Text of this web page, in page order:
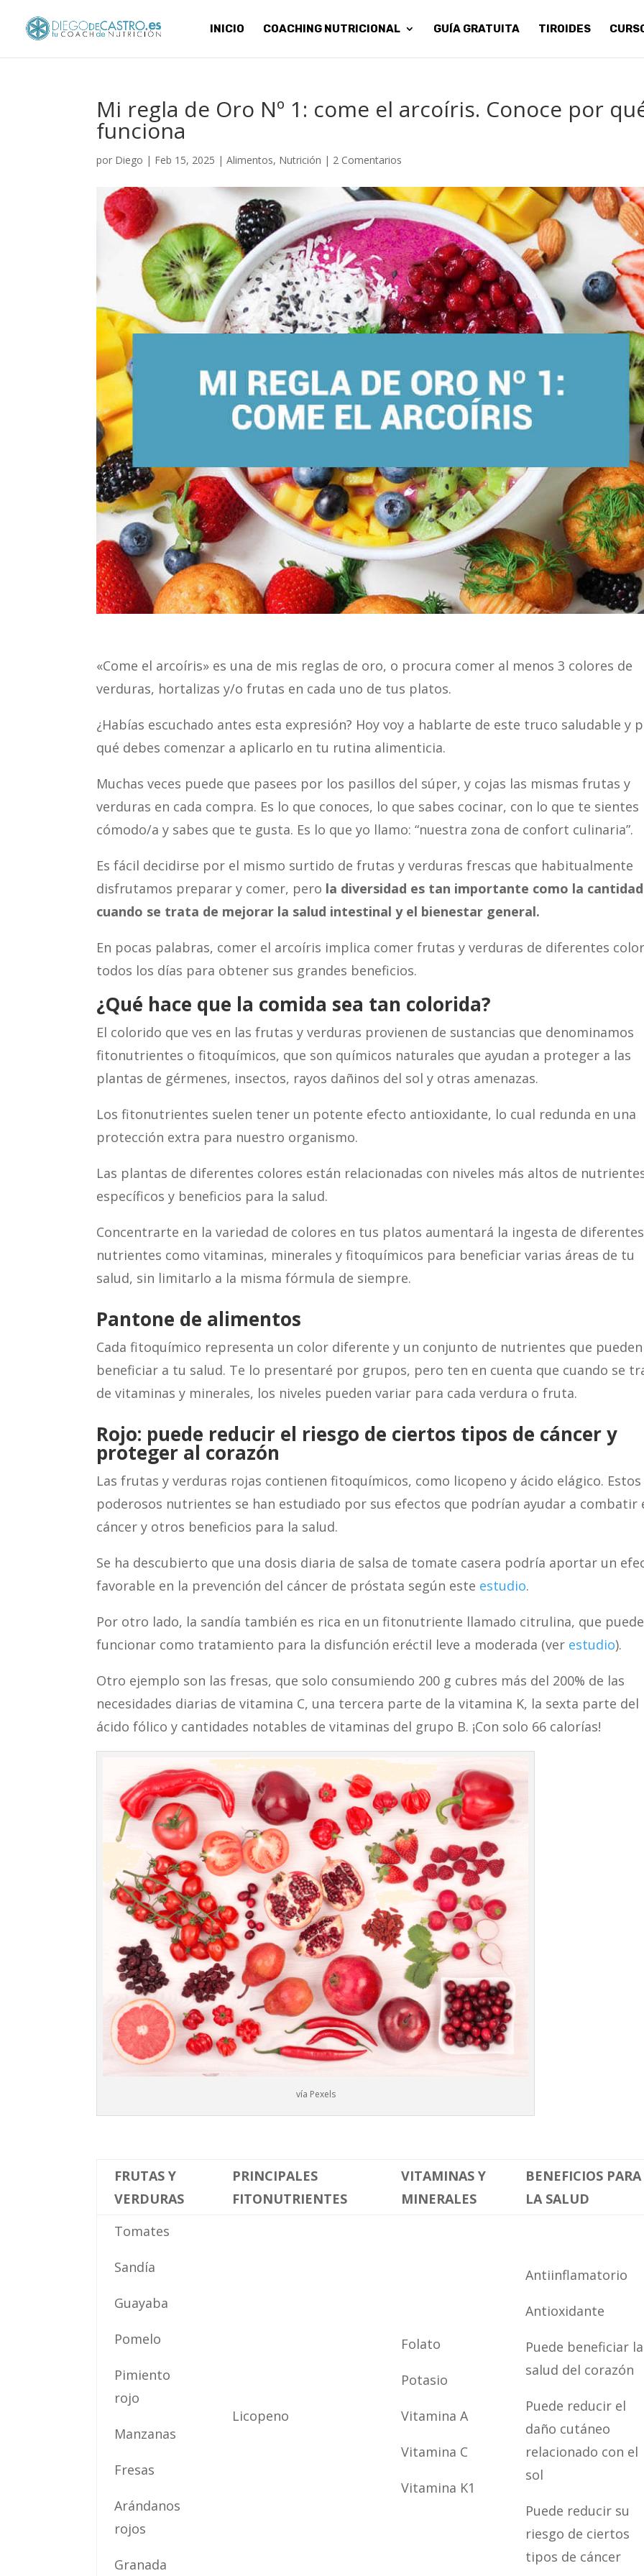
INICIO COACHING NUTRICIONAL GUÍA GRATUITA TIROIDES
Mi regla de Oro Nº 1: come el arcoíris. Conoce por
funciona
por Diego | Feb 15, 2025 |Alimentos, Nutrición | 2 Comentarios
«Come el arcoíris» es una de mis reglas de oro, o procura comer al menos 3 colores de
verduras, hortalizas y/o frutas en cada uno de tus platos.
¿Habías escuchado antes esta expresión? Hoy voy a hablarte de este truco saludable y
qué debes comenzar a aplicarlo en tu rutina alimenticia.
Muchas veces puede que pasees por los pasillos del súper, y cojas las mismas frutas y
verduras en cada compra. Es lo que conoces, lo que sabes cocinar, con lo que te sientes
cómodo/a y sabes que te gusta. Es lo que yo llamo: “nuestra zona de confort culinaria”.
Es fácil decidirse por el mismo surtido de frutas y verduras frescas que habitualmente
disfrutamos preparar y comer, pero la diversidad es tan importante como la cantidad
cuando se trata de mejorar la salud intestinal y el bienestar general.
En pocas palabras, comer el arcoíris implica comer frutas y verduras de diferentes
todos los días para obtener sus grandes beneficios.
¿Qué hace que la comida sea tan colorida?
El colorido que ves en las frutas y verduras provienen de sustancias que denominamos
fitonutrientes o fitoquímicos, que son químicos naturales que ayudan a proteger a las
plantas de gérmenes, insectos, rayos dañinos del sol y otras amenazas.
Los fitonutrientes suelen tener un potente efecto antioxidante, lo cual redunda en una
protección extra para nuestro organismo.
Las plantas de diferentes colores están relacionadas con niveles más altos de
específicos y beneficios para la salud.
Concentrarte en la variedad de colores en tus platos aumentará la ingesta de diferentes
nutrientes como vitaminas, minerales y fitoquímicos para beneficiar varias áreas de tu
salud, sin limitarlo a la misma fórmula de siempre.
Pantone de alimentos
Cada fitoquímico representa un color diferente y un conjunto de nutrientes que pueden
beneficiar a tu salud. Te lo presentaré por grupos, pero ten en cuenta que cuando se
de vitaminas y minerales, los niveles pueden variar para cada verdura o fruta.
Rojo: puede reducir el riesgo de ciertos tipos de cáncer y
proteger al corazón
Las frutas y verduras rojas contienen fitoquímicos, como licopeno y ácido elágico. Estos
poderosos nutrientes se han estudiado por sus efectos que podrían ayudar a combatir
cáncer y otros beneficios para la salud.
Se ha descubierto que una dosis diaria de salsa de tomate casera podría aportar un
favorable en la prevención del cáncer de próstata según este estudio.
Por otro lado, la sandía también es rica en un fitonutriente llamado citrulina, que puede
funcionar como tratamiento para la disfunción eréctil leve a moderada (ver estudio).
Otro ejemplo son las fresas, que solo consumiendo 200 g cubres más del 200% de las
necesidades diarias de vitamina C, una tercera parte de la vitamina K, la sexta parte del
ácido fólico y cantidades notables de vitaminas del grupo B. ¡Con solo 66 calorías!
vía Pexels
FRUTAS Y
VERDURAS
PRINCIPALES
FITONUTRIENTES
VITAMINAS Y
MINERALES
BENEFICIOS PARA
LA SALUD
Tomates
Sandía
Guayaba
Pomelo
Pimiento
rojo
Manzanas
Fresas
Arándanos
rojos
Granada
Licopeno
Folato
Potasio
Vitamina A
Vitamina C
Vitamina K1
Antiinflamatorio
Antioxidante
Puede beneficiar la
salud del corazón
Puede reducir el
daño cutáneo
relacionado con el
sol
Puede reducir su
riesgo de ciertos
tipos de cáncer